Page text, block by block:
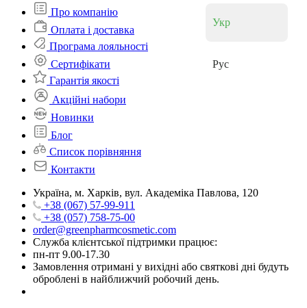
Укр
Рус
Про компанію
Оплата і доставка
Програма лояльності
Cертифікати
Гарантія якості
Акційні набори
Новинки
Блог
Список порівняння
Контакти
Україна, м. Харків, вул. Академіка Павлова, 120
+38 (067) 57-99-911
+38 (057) 758-75-00
order@greenpharmcosmetic.com
Служба клієнтської підтримки працює:
пн-пт 9.00-17.30
Замовлення отримані у вихідні або святкові дні будуть
оброблені в найближчий робочий день.